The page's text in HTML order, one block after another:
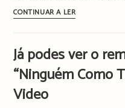
CONTINUAR A LER“Lúcia,
do
Segredo”
Já podes ver o
“Ninguém Como
Video